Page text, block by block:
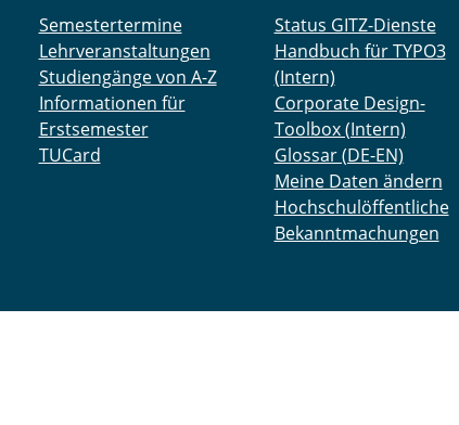
Semestertermine
Lehrveranstaltungen
Studiengänge von A-Z
Informationen für
Erstsemester
TUCard
Status GITZ-Dienste
Handbuch für TYPO3
(Intern)
Corporate Design-
Toolbox (Intern)
Glossar (DE-EN)
Meine Daten ändern
Hochschulöffentliche
Bekanntmachungen